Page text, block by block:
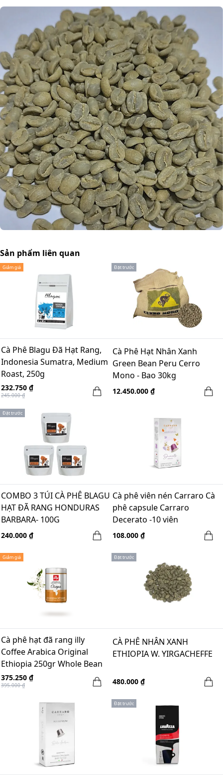
Sản phẩm liên quan
Giảm giá
Cà Phê Blagu Đã Hạt Rang,
Indonesia Sumatra, Medium
Roast, 250g
232.750 ₫
245.000 ₫
Đặt trước
Cà Phê Hạt Nhân Xanh
Green Bean Peru Cerro
Mono - Bao 30kg
12.450.000 ₫
Đặt trước
COMBO 3 TÚI CÀ PHÊ BLAGU
HẠT ĐÃ RANG HONDURAS
BARBARA- 100G
240.000 ₫
Cà phê viên nén Carraro Cà
phê capsule Carraro
Decerato -10 viên
NESPRESSO®(60A+40R)
108.000 ₫
Giảm giá
Cà phê hạt đã rang illy
Coffee Arabica Original
Ethiopia 250gr Whole Bean
375.250 ₫
395.000 ₫
Đặt trước
CÀ PHÊ NHÂN XANH
ETHIOPIA W. YIRGACHEFFE
480.000 ₫
Đặt trước